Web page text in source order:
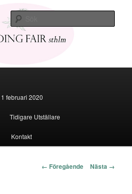
Stockholm 2020
februari 2020
Tidigare Utställare
Kontakt
Bildnavigering
← Föregående Nästa →